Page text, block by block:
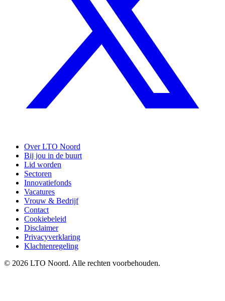
Over LTO Noord
Bij jou in de buurt
Lid worden
Sectoren
Innovatiefonds
Vacatures
Vrouw & Bedrijf
Contact
Cookiebeleid
Disclaimer
Privacyverklaring
Klachtenregeling
© 2026 LTO Noord. Alle rechten voorbehouden.